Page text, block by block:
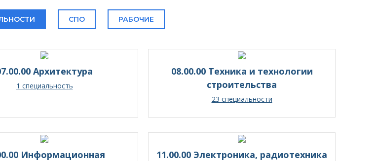
СПО РАБОЧИЕ
Архитектура
1 специальность
08.00.00 Техника и технологии
строительства
23 специальности
Информационная
11.00.00 Электроника, радиотехника